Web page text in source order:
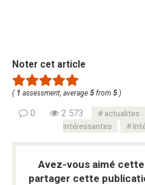
Noter cet article
( 1 assessment, average 5 from 5 )
0 2 573 actualites
intéressantes
Avez-vous aimé
partager cette